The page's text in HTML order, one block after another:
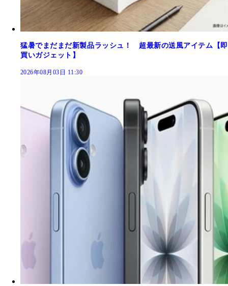
猛暑でまだまだ新製品ラッシュ！ 超最新の送風アイテム【即
買いガジェット】
2026年08月03日 11:30